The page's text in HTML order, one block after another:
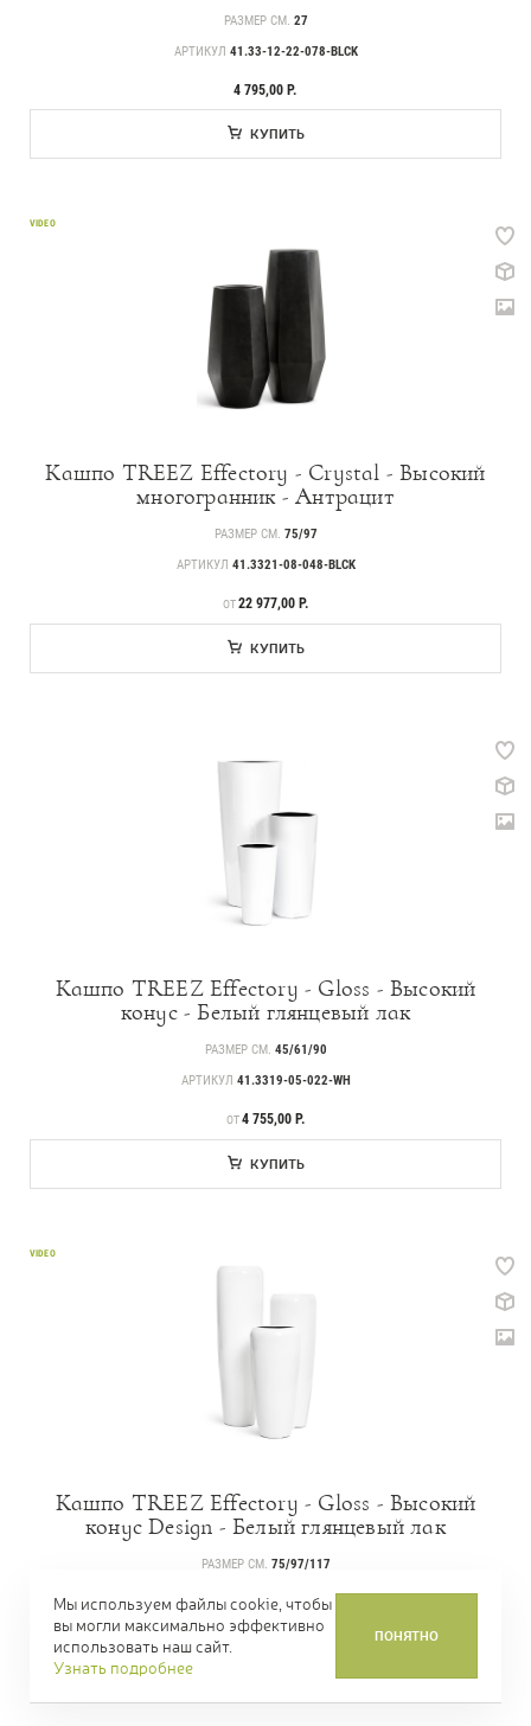
РАЗМЕР СМ. 27
АРТИКУЛ 41.33-12-22-078-BLCK
4 795,00 Р.
КУПИТЬ
VIDEO
Кашпо TREEZ Effectory - Crystal - Высокий
многогранник - Антрацит
РАЗМЕР СМ. 75/97
АРТИКУЛ 41.3321-08-048-BLCK
ЦЕНА
ОТ22 977,00 Р.
КУПИТЬ
Кашпо TREEZ Effectory - Gloss - Высокий
конус - Белый глянцевый лак
РАЗМЕР СМ. 45/61/90
АРТИКУЛ 41.3319-05-022-WH
ЦЕНА
ОТ4 755,00 Р.
КУПИТЬ
VIDEO
Кашпо TREEZ Effectory - Gloss - Высокий
конус Design - Белый глянцевый лак
РАЗМЕР СМ. 75/97/117
АРТИКУЛ
41.3320-05-036-WH
ЦЕНА
ОТ17 388,00 Р.
Мы используем файлы cookie, чтобы
вы могли максимально эффективно
использовать наш сайт.
Узнать подробнее
ПОНЯТНО